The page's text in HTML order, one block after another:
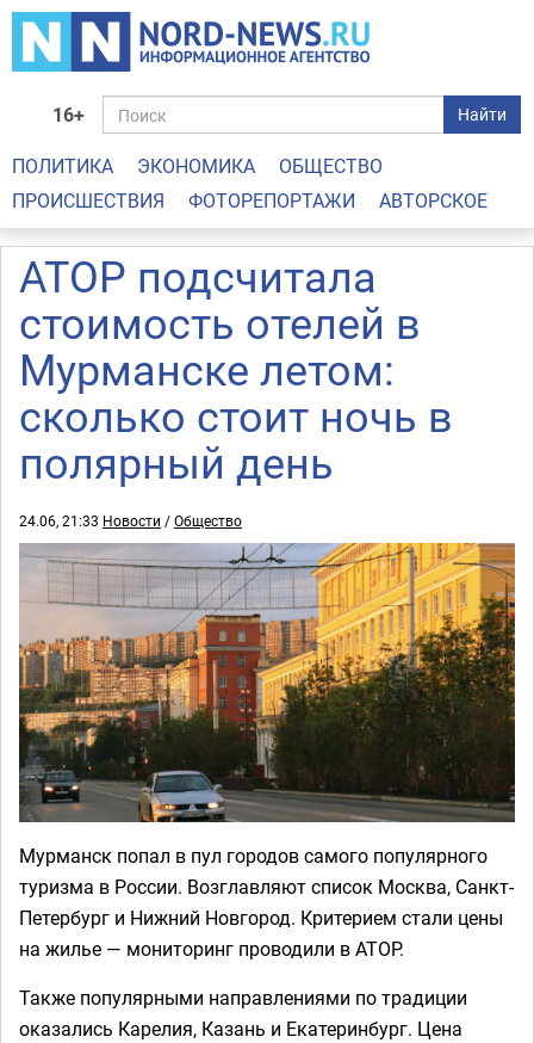
16+ Найти
ПОЛИТИКА ЭКОНОМИКА
ОБЩЕСТВО
ПРОИСШЕСТВИЯ
ФОТОРЕПОРТАЖИ АВТОРСКОЕ
АТОР подсчитала
стоимость отелей в
Мурманске летом:
сколько стоит ночь в
полярный день
24.06, 21:33 Новости /Общество
Мурманск попал в пул городов самого популярного
туризма в России. Возглавляют список Москва, Санкт-
Петербург и Нижний Новгород. Критерием стали цены
на жилье — мониторинг проводили в АТОР.
Также популярными направлениями по традиции
оказались Карелия, Казань и Екатеринбург. Цена